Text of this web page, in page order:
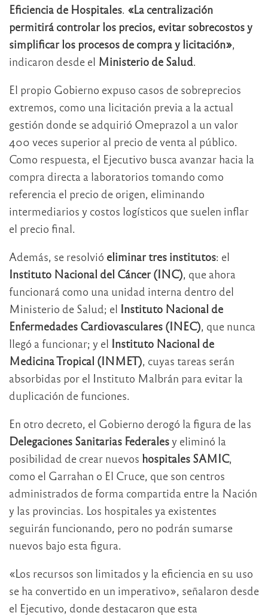
Eficiencia de Hospitales. «La centralización
permitirá controlar los precios, evitar sobrecostos y
simplificar los procesos de compra y licitación»,
indicaron desde el Ministerio de Salud.
El propio Gobierno expuso casos de sobreprecios
extremos, como una licitación previa a la actual
gestión donde se adquirió Omeprazol a un valor
400 veces superior al precio de venta al público.
Como respuesta, el Ejecutivo busca avanzar hacia la
compra directa a laboratorios tomando como
referencia el precio de origen, eliminando
intermediarios y costos logísticos que suelen inflar
el precio final.
Además, se resolvió eliminar tres institutos: el
Instituto Nacional del Cáncer (INC), que ahora
funcionará como una unidad interna dentro del
Ministerio de Salud; el Instituto Nacional de
Enfermedades Cardiovasculares (INEC), que nunca
llegó a funcionar; y el Instituto Nacional de
Medicina Tropical (INMET), cuyas tareas serán
absorbidas por el Instituto Malbrán para evitar la
duplicación de funciones.
En otro decreto, el Gobierno derogó la figura de las
Delegaciones Sanitarias Federalesy eliminó la
posibilidad de crear nuevos hospitales SAMIC,
como el Garrahan o El Cruce, que son centros
administrados de forma compartida entre la Nación
y las provincias. Los hospitales ya existentes
seguirán funcionando, pero no podrán sumarse
nuevos bajo esta figura.
«Los recursos son limitados y la eficiencia en su uso
se ha convertido en un imperativo», señalaron desde
el Ejecutivo, donde destacaron que esta